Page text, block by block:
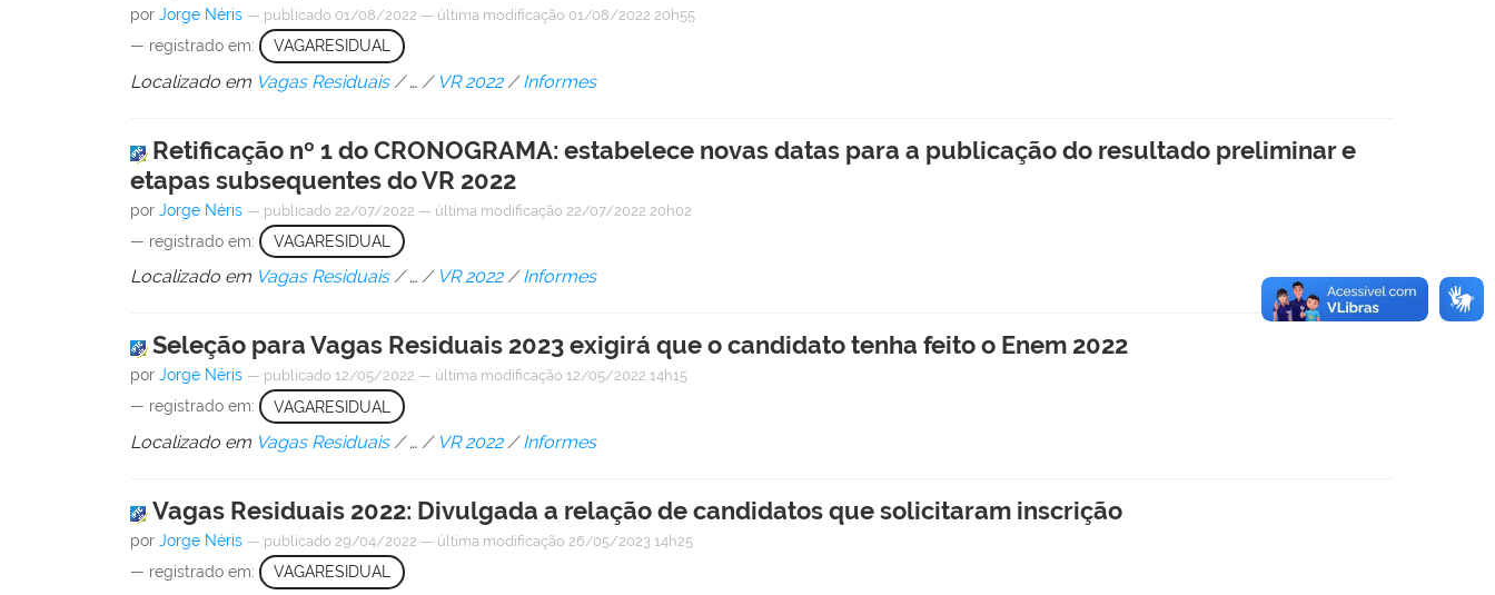
porJorge Néris — publicado 01/08/2022 — última modificação 01/08/2022 20h55
— registrado em: VAGARESIDUAL
Localizado em Vagas Residuais /… / VR 2022 /Informes
Retificação nº 1 do CRONOGRAMA: estabelece novas datas para a publicação do resultado preliminar e
etapas subsequentes do VR 2022
porJorge Néris — publicado 22/07/2022 — última modificação 22/07/2022 20h02
— registrado em: VAGARESIDUAL
Localizado em Vagas Residuais /…/ VR 2022 /Informes
Seleção para Vagas Residuais 2023 exigirá que o candidato tenha feito o Enem 2022
porJorge Néris — publicado 12/05/2022 — última modificação 12/05/2022 14h15
— registrado em: VAGARESIDUAL
Localizado em Vagas Residuais /…/ VR 2022 /Informes
Vagas Residuais 2022: Divulgada a relação de candidatos que solicitaram inscrição
porJorge Néris — publicado 29/04/2022 — última modificação 26/05/2023 14h25
— registrado em: VAGARESIDUAL